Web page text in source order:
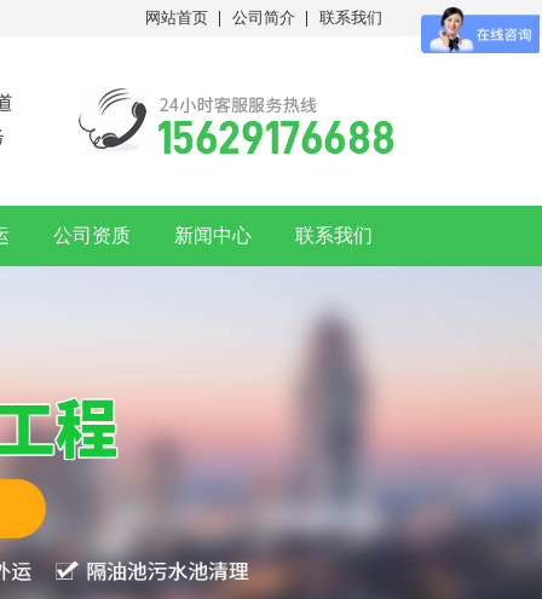
网站首页 公司简介 联系我们
公司资质 新闻中心 联系我们